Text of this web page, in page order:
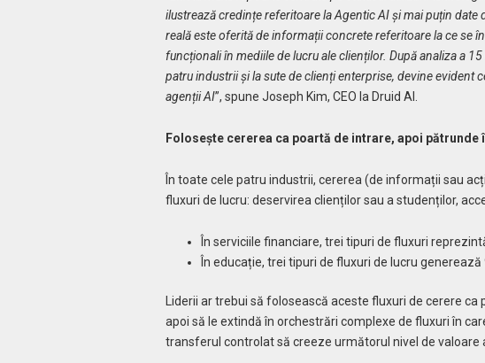
ilustrează credințe referitoare la Agentic AI și mai puțin
reală este oferită de informații concrete referitoare la ce se
funcționali în mediile de lucru ale clienților. După analiza a
patru industrii și la sute de clienți enterprise, devine evident
agenții AI”, spune Joseph Kim, CEO la Druid AI.
Folosește cererea ca poartă de intrare, apoi pătrunde
În toate cele patru industrii, cererea (de informații sau
fluxuri de lucru: deservirea clienților sau a studenților,
În serviciile financiare, trei tipuri de fluxuri
În educație, trei tipuri de fluxuri de lucru generează
Liderii ar trebui să folosească aceste fluxuri de cerere
apoi să le extindă în orchestrări complexe de fluxuri în
transferul controlat să creeze următorul nivel de valoare